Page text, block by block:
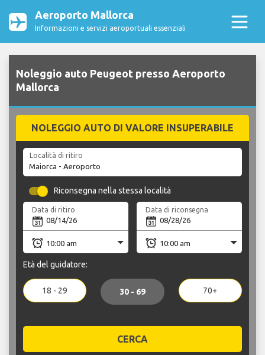
Aeroporto Mallorca
Informazioni e servizi aeroportuali essenziali
Noleggio auto Peugeot presso Aeroporto
Mallorca
NOLEGGIO AUTO DI VALORE INSUPERABILE
Località di ritiro
Riconsegna nella stessa località
Data di ritiro Data di riconsegna
Età del guidatore:
18 - 29 30 - 69 70+
CERCA